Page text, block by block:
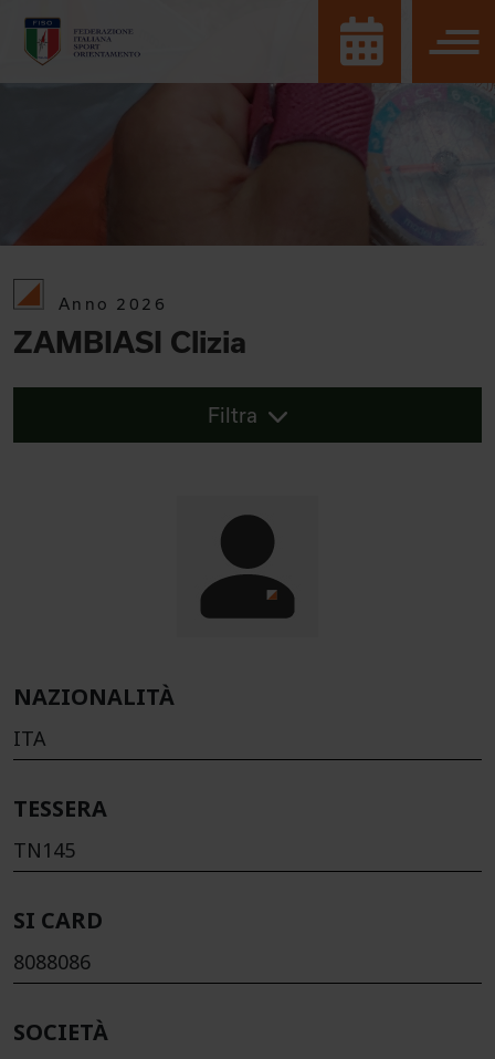
Anno 2026
ZAMBIASI Clizia
Filtra
NAZIONALITÀ
ITA
TESSERA
TN145
SI CARD
8088086
SOCIETÀ